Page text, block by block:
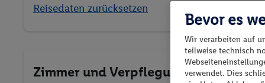
Reisedaten zurücksetzen
Zimmer und Verpflegung wählen
Bevor es
Wir verarbeiten auf
teilweise technisch
verwendet. Dies